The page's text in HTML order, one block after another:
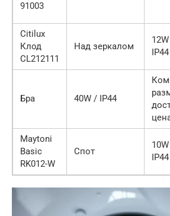
91003
Citilux
Клод
CL212111
Над зеркалом
IP44
Бра 40W / IP44
Maytoni
Basic
RK012-W
Спот
IP44